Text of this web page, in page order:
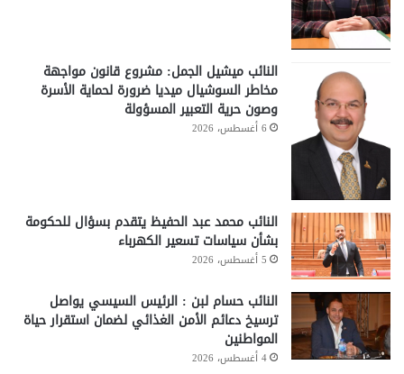
النائب ميشيل الجمل: مشروع قانون مواجهة
مخاطر السوشيال ميديا ضرورة لحماية الأسرة
وصون حرية التعبير المسؤولة
6 أغسطس، 2026
النائب محمد عبد الحفيظ يتقدم بسؤال للحكومة
بشأن سياسات تسعير الكهرباء
5 أغسطس، 2026
النائب حسام لبن : الرئيس السيسي يواصل
ترسيخ دعائم الأمن الغذائي لضمان استقرار حياة
المواطنين
4 أغسطس، 2026